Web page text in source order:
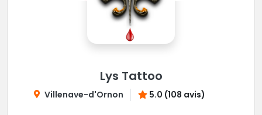
Lys Tattoo
Villenave-d'Ornon 5.0 (108 avis)